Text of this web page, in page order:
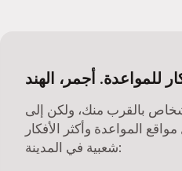
للمواعدة. أجمر، الهند
بالقرب منك، ولكن إلى
المواعدة وأكثر الأفكار
شعبية في المدينة: